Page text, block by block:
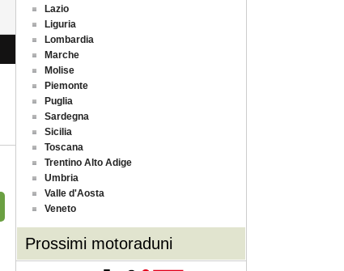
Lazio
Liguria
Lombardia
Marche
Molise
Piemonte
Puglia
Sardegna
Sicilia
Toscana
Trentino Alto Adige
Umbria
Valle d'Aosta
Veneto
Prossimi motoraduni